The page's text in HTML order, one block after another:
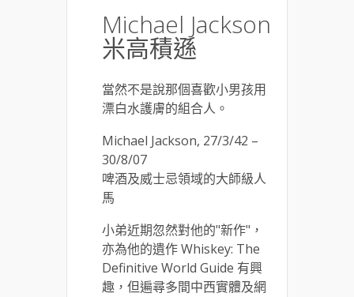
Michael Jackson
米高積遜
當然不是說那個喜歡小男孩用
漂白水護膚的組合人。
Michael Jackson, 27/3/42 –
30/8/07
啤酒及威士忌領域的大師級人
馬
小弟近期忽然對他的"新作"，
亦為他的遺作 Whiskey: The
Definitive World Guide 有興
趣，但遍尋多間中西實體及網